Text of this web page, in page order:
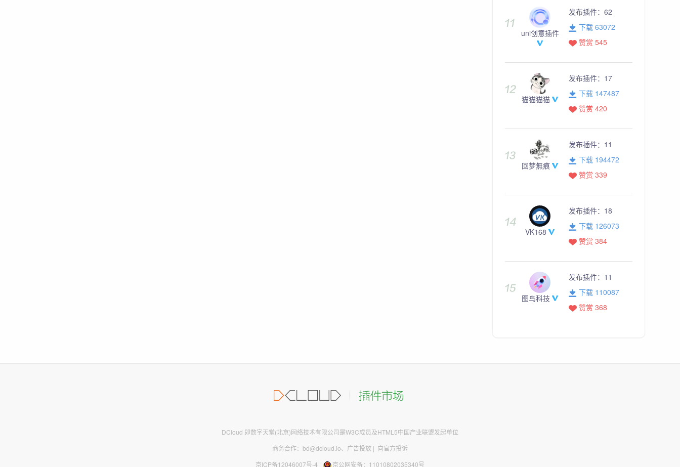
uni创意插件
发布插件： 62
下载 63072
赞赏 545
猫猫猫猫
发布插件： 17
下载 147487
赞赏 420
回梦無痕
发布插件： 11
下载 194472
赞赏 339
VK168
发布插件： 18
下载 126073
赞赏 384
图鸟科技
发布插件： 11
下载 110087
赞赏 368
DCloud 即数字天堂(北京)网络技术有限公司是W3C成员及HTML5中国产业联盟发起单位
商务合作：bd@dcloud.io、 广告投放 | 向官方投诉
京ICP备12046007号-4 | 京公网安备：11010802035340号